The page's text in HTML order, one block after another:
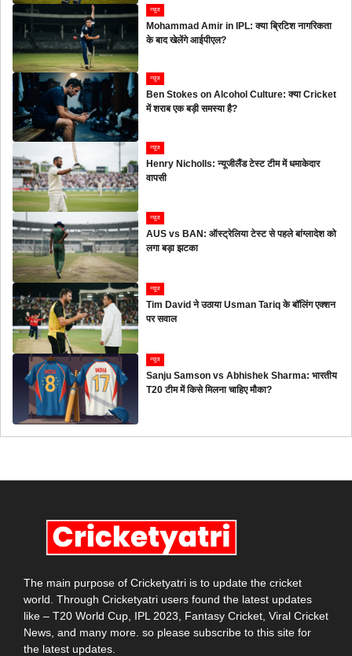
न्यूज
Mohammad Amir in IPL: क्या ब्रिटिश नागरिकता
के बाद खेलेंगे आईपीएल?
न्यूज
Ben Stokes on Alcohol Culture: क्या Cricket
में शराब एक बड़ी समस्या है?
न्यूज
Henry Nicholls: न्यूजीलैंड टेस्ट टीम में धमाकेदार
वापसी
न्यूज
AUS vs BAN: ऑस्ट्रेलिया टेस्ट से पहले बांग्लादेश को
लगा बड़ा झटका
न्यूज
Tim David ने उठाया Usman Tariq के बॉलिंग एक्शन
पर सवाल
न्यूज
Sanju Samson vs Abhishek Sharma: भारतीय
T20 टीम में किसे मिलना चाहिए मौका?
The main purpose of Cricketyatri is to update the cricket
world. Through Cricketyatri users found the latest updates
like – T20 World Cup, IPL 2023, Fantasy Cricket, Viral Cricket
News, and many more. so please subscribe to this site for
the latest updates.